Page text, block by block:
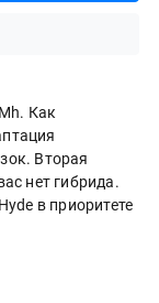
Как
Вторая
нет гибрида.
в приоритете